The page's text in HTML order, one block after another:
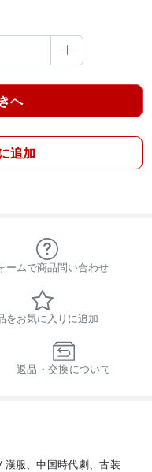

へ
追加
ームで商品問い合わせ
をお気に入りに追加
返品・交換について
漢服、中国時代劇、古装